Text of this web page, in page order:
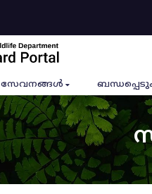
സേവനങ്ങൾ